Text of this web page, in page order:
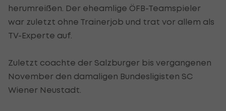
herumreißen. Der eheamlige ÖFB-Teamspieler
war zuletzt ohne Trainerjob und trat vor allem als
TV-Experte auf.
Zuletzt coachte der Salzburger bis vergangenen
November den damaligen Bundesligisten SC
Wiener Neustadt.